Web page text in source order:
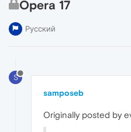
Opera 17
Русский
S
samposeb
Originally posted by